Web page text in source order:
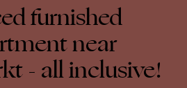
furnished
near
- all inclusive!